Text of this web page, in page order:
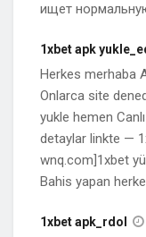
ищет
1xbet apk
Herkes merhaba
Onlarca site
yukle hemen
detaylar linkte —
wnq.com]1xbet
Bahis yapan
1xbet apk_rdol